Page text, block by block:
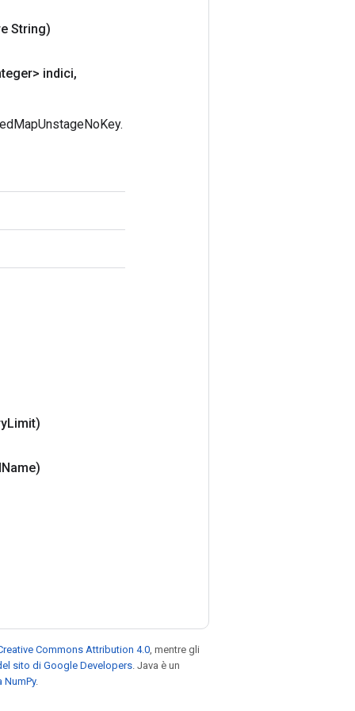
String)
indici,
Limit)
Name)
Commons Attribution 4.0 , mentre gli
sito di Google Developers . Java è un
NumPy.